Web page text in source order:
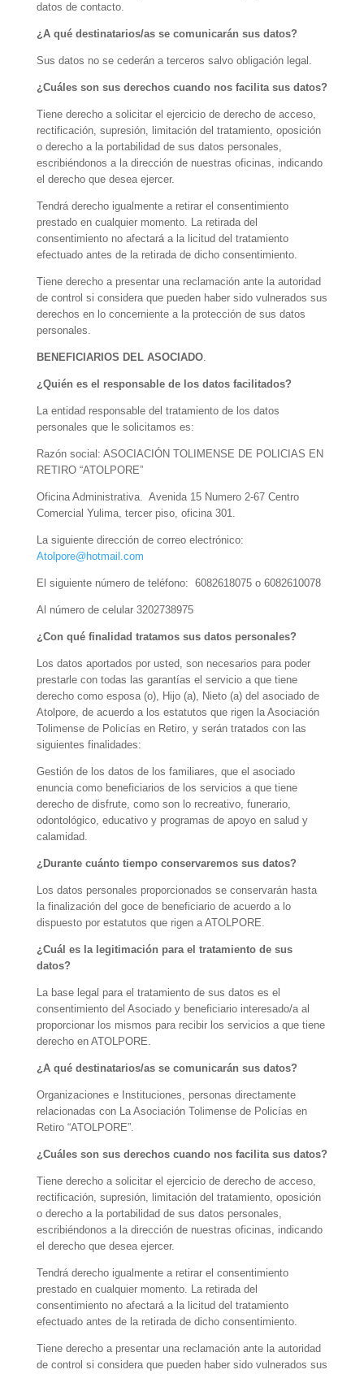
datos de contacto.
¿A qué destinatarios/as se comunicarán sus datos?
Sus datos no se cederán a terceros salvo obligación legal.
¿Cuáles son sus derechos cuando nos facilita sus datos?
Tiene derecho a solicitar el ejercicio de derecho de acceso,
rectificación, supresión, limitación del tratamiento, oposición
o derecho a la portabilidad de sus datos personales,
escribiéndonos a la dirección de nuestras oficinas, indicando
el derecho que desea ejercer.
Tendrá derecho igualmente a retirar el consentimiento
prestado en cualquier momento. La retirada del
consentimiento no afectará a la licitud del tratamiento
efectuado antes de la retirada de dicho consentimiento.
Tiene derecho a presentar una reclamación ante la autoridad
de control si considera que pueden haber sido vulnerados sus
derechos en lo concerniente a la protección de sus datos
personales.
BENEFICIARIOS DEL ASOCIADO.
¿Quién es el responsable de los datos facilitados?
La entidad responsable del tratamiento de los datos
personales que le solicitamos es:
Razón social: ASOCIACIÓN TOLIMENSE DE POLICIAS EN
RETIRO “ATOLPORE”
Oficina Administrativa. Avenida 15 Numero 2-67 Centro
Comercial Yulima, tercer piso, oficina 301.
La siguiente dirección de correo electrónico:
Atolpore@hotmail.com
El siguiente número de teléfono: 6082618075 o 6082610078
Al número de celular 3202738975
¿Con qué finalidad tratamos sus datos personales?
Los datos aportados por usted, son necesarios para poder
prestarle con todas las garantías el servicio a que tiene
derecho como esposa (o), Hijo (a), Nieto (a) del asociado de
Atolpore, de acuerdo a los estatutos que rigen la Asociación
Tolimense de Policías en Retiro, y serán tratados con las
siguientes finalidades:
Gestión de los datos de los familiares, que el asociado
enuncia como beneficiarios de los servicios a que tiene
derecho de disfrute, como son lo recreativo, funerario,
odontológico, educativo y programas de apoyo en salud y
calamidad.
¿Durante cuánto tiempo conservaremos sus datos?
Los datos personales proporcionados se conservarán hasta
la finalización del goce de beneficiario de acuerdo a lo
dispuesto por estatutos que rigen a ATOLPORE.
¿Cuál es la legitimación para el tratamiento de sus
datos?
La base legal para el tratamiento de sus datos es el
consentimiento del Asociado y beneficiario interesado/a al
proporcionar los mismos para recibir los servicios a que tiene
derecho en ATOLPORE.
¿A qué destinatarios/as se comunicarán sus datos?
Organizaciones e Instituciones, personas directamente
relacionadas con La Asociación Tolimense de Policías en
Retiro “ATOLPORE”.
¿Cuáles son sus derechos cuando nos facilita sus datos?
Tiene derecho a solicitar el ejercicio de derecho de acceso,
rectificación, supresión, limitación del tratamiento, oposición
o derecho a la portabilidad de sus datos personales,
escribiéndonos a la dirección de nuestras oficinas, indicando
el derecho que desea ejercer.
Tendrá derecho igualmente a retirar el consentimiento
prestado en cualquier momento. La retirada del
consentimiento no afectará a la licitud del tratamiento
efectuado antes de la retirada de dicho consentimiento.
Tiene derecho a presentar una reclamación ante la autoridad
de control si considera que pueden haber sido vulnerados sus